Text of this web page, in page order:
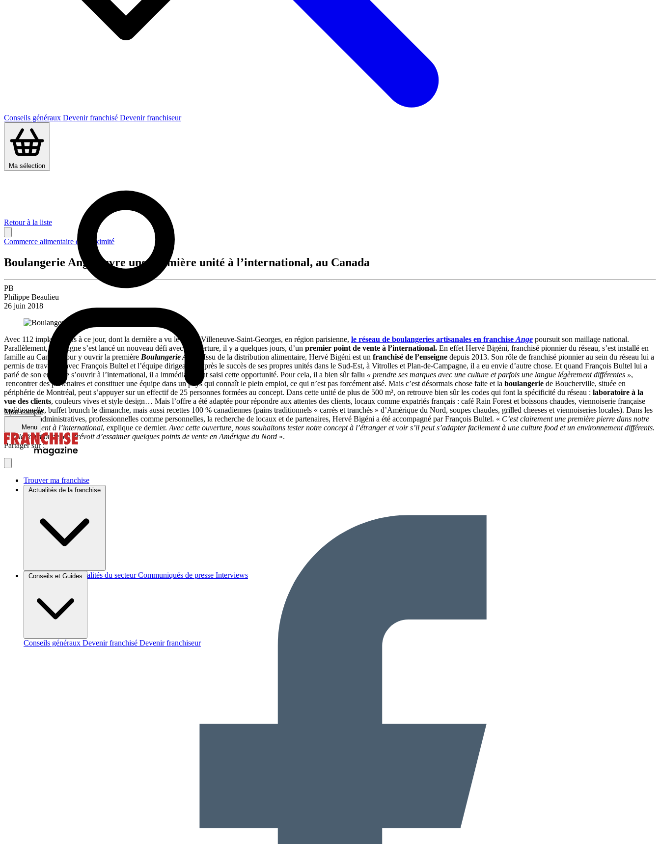
Conseils généraux Devenir franchisé Devenir franchiseur
Ma sélection
Mon compte
Menu
Trouver ma franchise
Actualités de la franchise
Brèves et actus Actualités du secteur Communiqués de presse Interviews
Conseils et Guides
Conseils généraux Devenir franchisé Devenir franchiseur
Retour à la liste
Commerce alimentaire de proximité
Boulangerie Ange ouvre une première unité à l’international, au Canada
PB
Philippe Beaulieu
26 juin 2018
Avec 112 implantations à ce jour, dont la dernière a vu le jour à Villeneuve-Saint-Georges, en région parisienne, le réseau de boulangeries artisanales en franchise Ange poursuit son maillage national.
Parallèlement, l’enseigne s’est lancé un nouveau défi avec l‘ouverture, il y a quelques jours, d’un premier point de vente à l’international. En effet Hervé Bigéni, franchisé pionnier du réseau, s’est installé en
famille au Canada pour y ouvrir la première Boulangerie Ange . Issu de la distribution alimentaire, Hervé Bigéni est un franchisé de l’enseigne depuis 2013. Son rôle de franchisé pionnier au sein du réseau lui a
permis de travailler avec François Bultel et l’équipe dirigeante. Après le succès de ses propres unités dans le Sud-Est, à Vitrolles et Plan-de-Campagne, il a eu envie d’autre chose. Et quand François Bultel lui a
parlé de son envie de s’ouvrir à l’international, il a immédiatement saisi cette opportunité. Pour cela, il a bien sûr fallu « prendre ses marques avec une culture et parfois une langue légèrement différentes »,
rencontrer des partenaires et constituer une équipe dans un pays qui connaît le plein emploi, ce qui n’est pas forcément aisé. Mais c’est désormais chose faite et la boulangerie de Boucherville, située en
périphérie de Montréal, peut s’appuyer sur un effectif de 25 personnes formées au concept. Dans cette unité de plus de 500 m², on retrouve bien sûr les codes qui font la spécificité du réseau : laboratoire à la
vue des clients, couleurs vives et style design… Mais l’offre a été adaptée pour répondre aux attentes des clients, locaux comme expatriés français : café Rain Forest et boissons chaudes, viennoiserie française
traditionnelle, buffet brunch le dimanche, mais aussi recettes 100 % canadiennes (pains traditionnels « carrés et tranchés » d’Amérique du Nord, soupes chaudes, grilled cheeses et viennoiseries locales). Dans les
démarches administratives, professionnelles comme personnelles, la recherche de locaux et de partenaires, Hervé Bigéni a été accompagné par François Bultel. « C’est clairement une première pierre dans notre
développement à l’international, explique ce dernier. Avec cette ouverture, nous souhaitons tester notre concept à l’étranger et voir s’il peut s’adapter facilement à une culture food et un environnement différents.
Si cela fonctionne, on prévoit d’essaimer quelques points de vente en Amérique du Nord ».
Partager sur :